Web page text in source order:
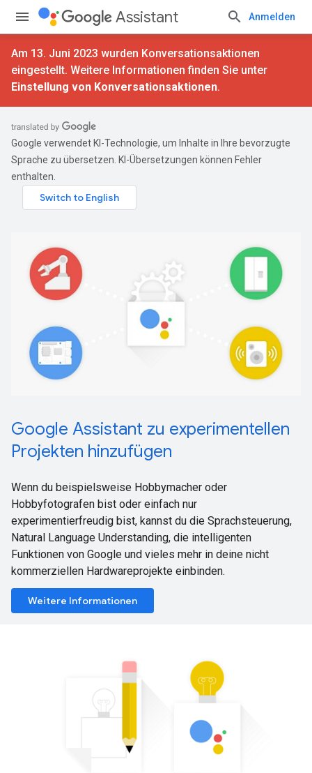
Assistant Anmelden
Am 13. Juni 2023 wurden Konversationsaktionen
eingestellt. Weitere Informationen finden Sie unter
Einstellung von Konversationsaktionen.
Google verwendet KI-Technologie, um Inhalte in Ihre bevorzugte
Sprache zu übersetzen. KI-Übersetzungen können Fehler
enthalten.
Google Assistant zu experimentellen
Projekten hinzufügen
Wenn du beispielsweise Hobbymacher oder
Hobbyfotografen bist oder einfach nur
experimentierfreudig bist, kannst du die Sprachsteuerung,
Natural Language Understanding, die intelligenten
Funktionen von Google und vieles mehr in deine nicht
kommerziellen Hardwareprojekte einbinden.
Weitere Informationen